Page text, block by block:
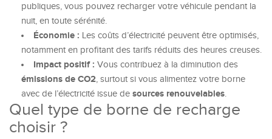
publiques, vous pouvez recharger votre véhicule pendant la
nuit, en toute sérénité.
Économie : Les coûts d’électricité peuvent être optimisés,
notamment en profitant des tarifs réduits des heures creuses.
Impact positif : Vous contribuez à la diminution des
émissions de CO2, surtout si vous alimentez votre borne
avec de l’électricité issue de sources renouvelables.
Quel type de borne de recharge
choisir ?